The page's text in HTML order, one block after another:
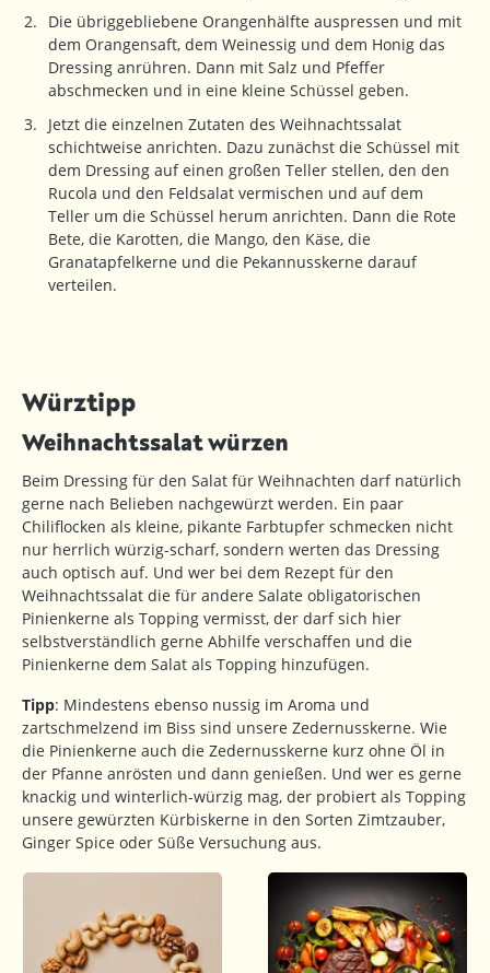
Die übriggebliebene Orangenhälfte auspressen und mit
dem Orangensaft, dem Weinessig und dem Honig das
Dressing anrühren. Dann mit Salz und Pfeffer
abschmecken und in eine kleine Schüssel geben.
Jetzt die einzelnen Zutaten des Weihnachtssalat
schichtweise anrichten. Dazu zunächst die Schüssel mit
dem Dressing auf einen großen Teller stellen, den den
Rucola und den Feldsalat vermischen und auf dem
Teller um die Schüssel herum anrichten. Dann die Rote
Bete, die Karotten, die Mango, den Käse, die
Granatapfelkerne und die Pekannusskerne darauf
verteilen.
Würztipp
Weihnachtssalat würzen
Beim Dressing für den Salat für Weihnachten darf natürlich
gerne nach Belieben nachgewürzt werden. Ein paar
Chiliflocken als kleine, pikante Farbtupfer schmecken nicht
nur herrlich würzig-scharf, sondern werten das Dressing
auch optisch auf. Und wer bei dem Rezept für den
Weihnachtssalat die für andere Salate obligatorischen
Pinienkerne als Topping vermisst, der darf sich hier
selbstverständlich gerne Abhilfe verschaffen und die
Pinienkerne dem Salat als Topping hinzufügen.
Tipp: Mindestens ebenso nussig im Aroma und
zartschmelzend im Biss sind unsere Zedernusskerne. Wie
die Pinienkerne auch die Zedernusskerne kurz ohne Öl in
der Pfanne anrösten und dann genießen. Und wer es gerne
knackig und winterlich-würzig mag, der probiert als Topping
unsere gewürzten Kürbiskerne in den Sorten Zimtzauber,
Ginger Spice oder Süße Versuchung aus.